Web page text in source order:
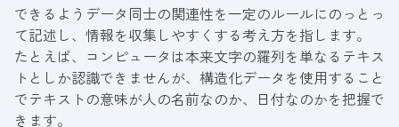
できるようデータ同士の関連性を一定のルールにのっとっ
て記述し、情報を収集しやすくする考え方を指します。
たとえば、コンピュータは本来文字の羅列を単なるテキス
トとしか認識できませんが、構造化データを使用すること
でテキストの意味が人の名前なのか、日付なのかを把握で
きます。